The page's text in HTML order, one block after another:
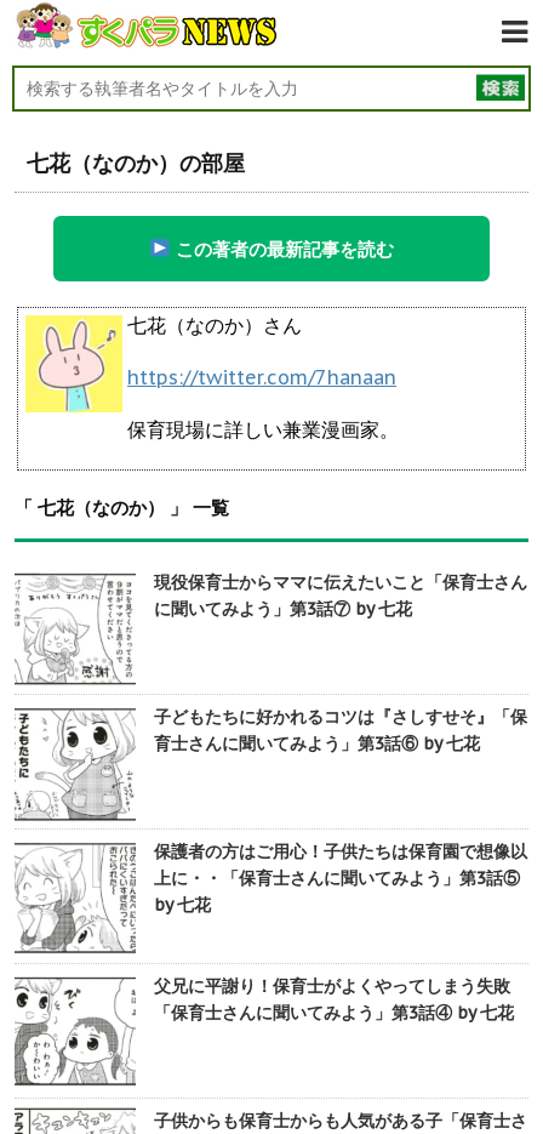
七花（なのか）の部屋
この著者の最新記事を読む
七花（なのか）さん
https://twitter.com/7hanaan
保育現場に詳しい兼業漫画家。
「 七花（なのか） 」 一覧
現役保育士からママに伝えたいこと「保育士さん
に聞いてみよう」第3話⑦ by 七花
子どもたちに好かれるコツは『さしすせそ』「保
育士さんに聞いてみよう」第3話⑥ by 七花
保護者の方はご用心！子供たちは保育園で想像以
上に・・「保育士さんに聞いてみよう」第3話⑤
by 七花
父兄に平謝り！保育士がよくやってしまう失敗
「保育士さんに聞いてみよう」第3話④ by 七花
子供からも保育士からも人気がある子「保育士さ